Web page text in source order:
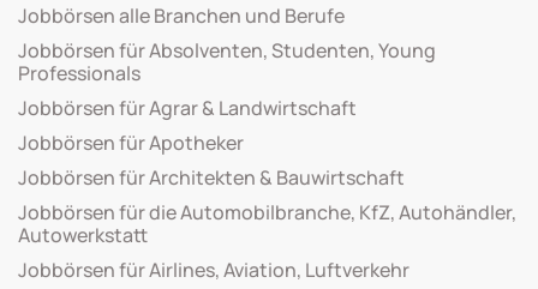
Jobbörsen alle Branchen und Berufe
Jobbörsen für Absolventen, Studenten, Young
Professionals
Jobbörsen für Agrar & Landwirtschaft
Jobbörsen für Apotheker
Jobbörsen für Architekten & Bauwirtschaft
Jobbörsen für die Automobilbranche, KfZ, Autohändler,
Autowerkstatt
Jobbörsen für Airlines, Aviation, Luftverkehr